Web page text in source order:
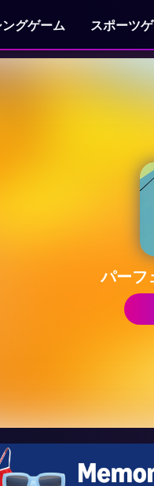
グゲーム スポーツ
パーフ